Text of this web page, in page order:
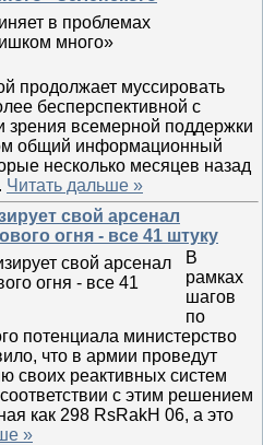
продолжает муссировать
бесперспективной с
зрения всемерной поддержки
общий информационный
несколько месяцев назад
Читать дальше »
свой арсенал
огня - все 41 штуку
В
рамках
шагов
по
потенциала министерство
что в армии проведут
своих реактивных систем
с этим решением
как 298 RsRakH 06, а это
»